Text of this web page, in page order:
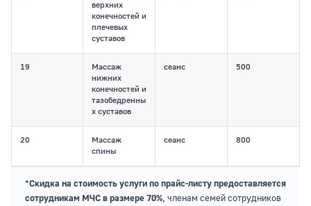
верхних
конечностей и
плечевых
суставов
19
Массаж
нижних
конечностей и
тазобедренны
х суставов
сеанс 500
20
Массаж
спины
сеанс 800
*Скидка на стоимость услуги по прайс-листу предоставляется
сотрудникам МЧС в размере 70%, членам семей сотрудников